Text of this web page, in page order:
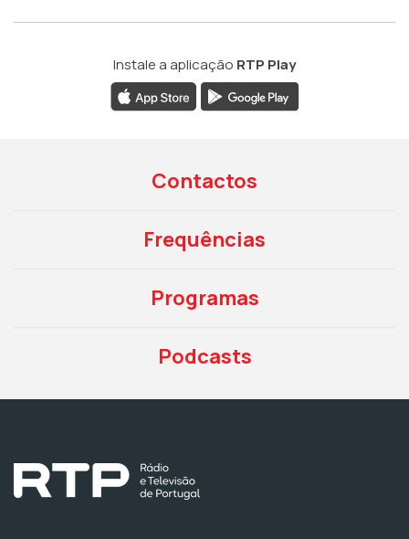
Instale a aplicação RTP Play
Contactos
Frequências
Programas
Podcasts